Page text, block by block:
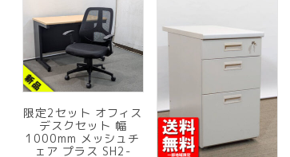
限定2セット オフィス
デスクセット 幅
1000mm メッシュチ
ェア プラス SH2-